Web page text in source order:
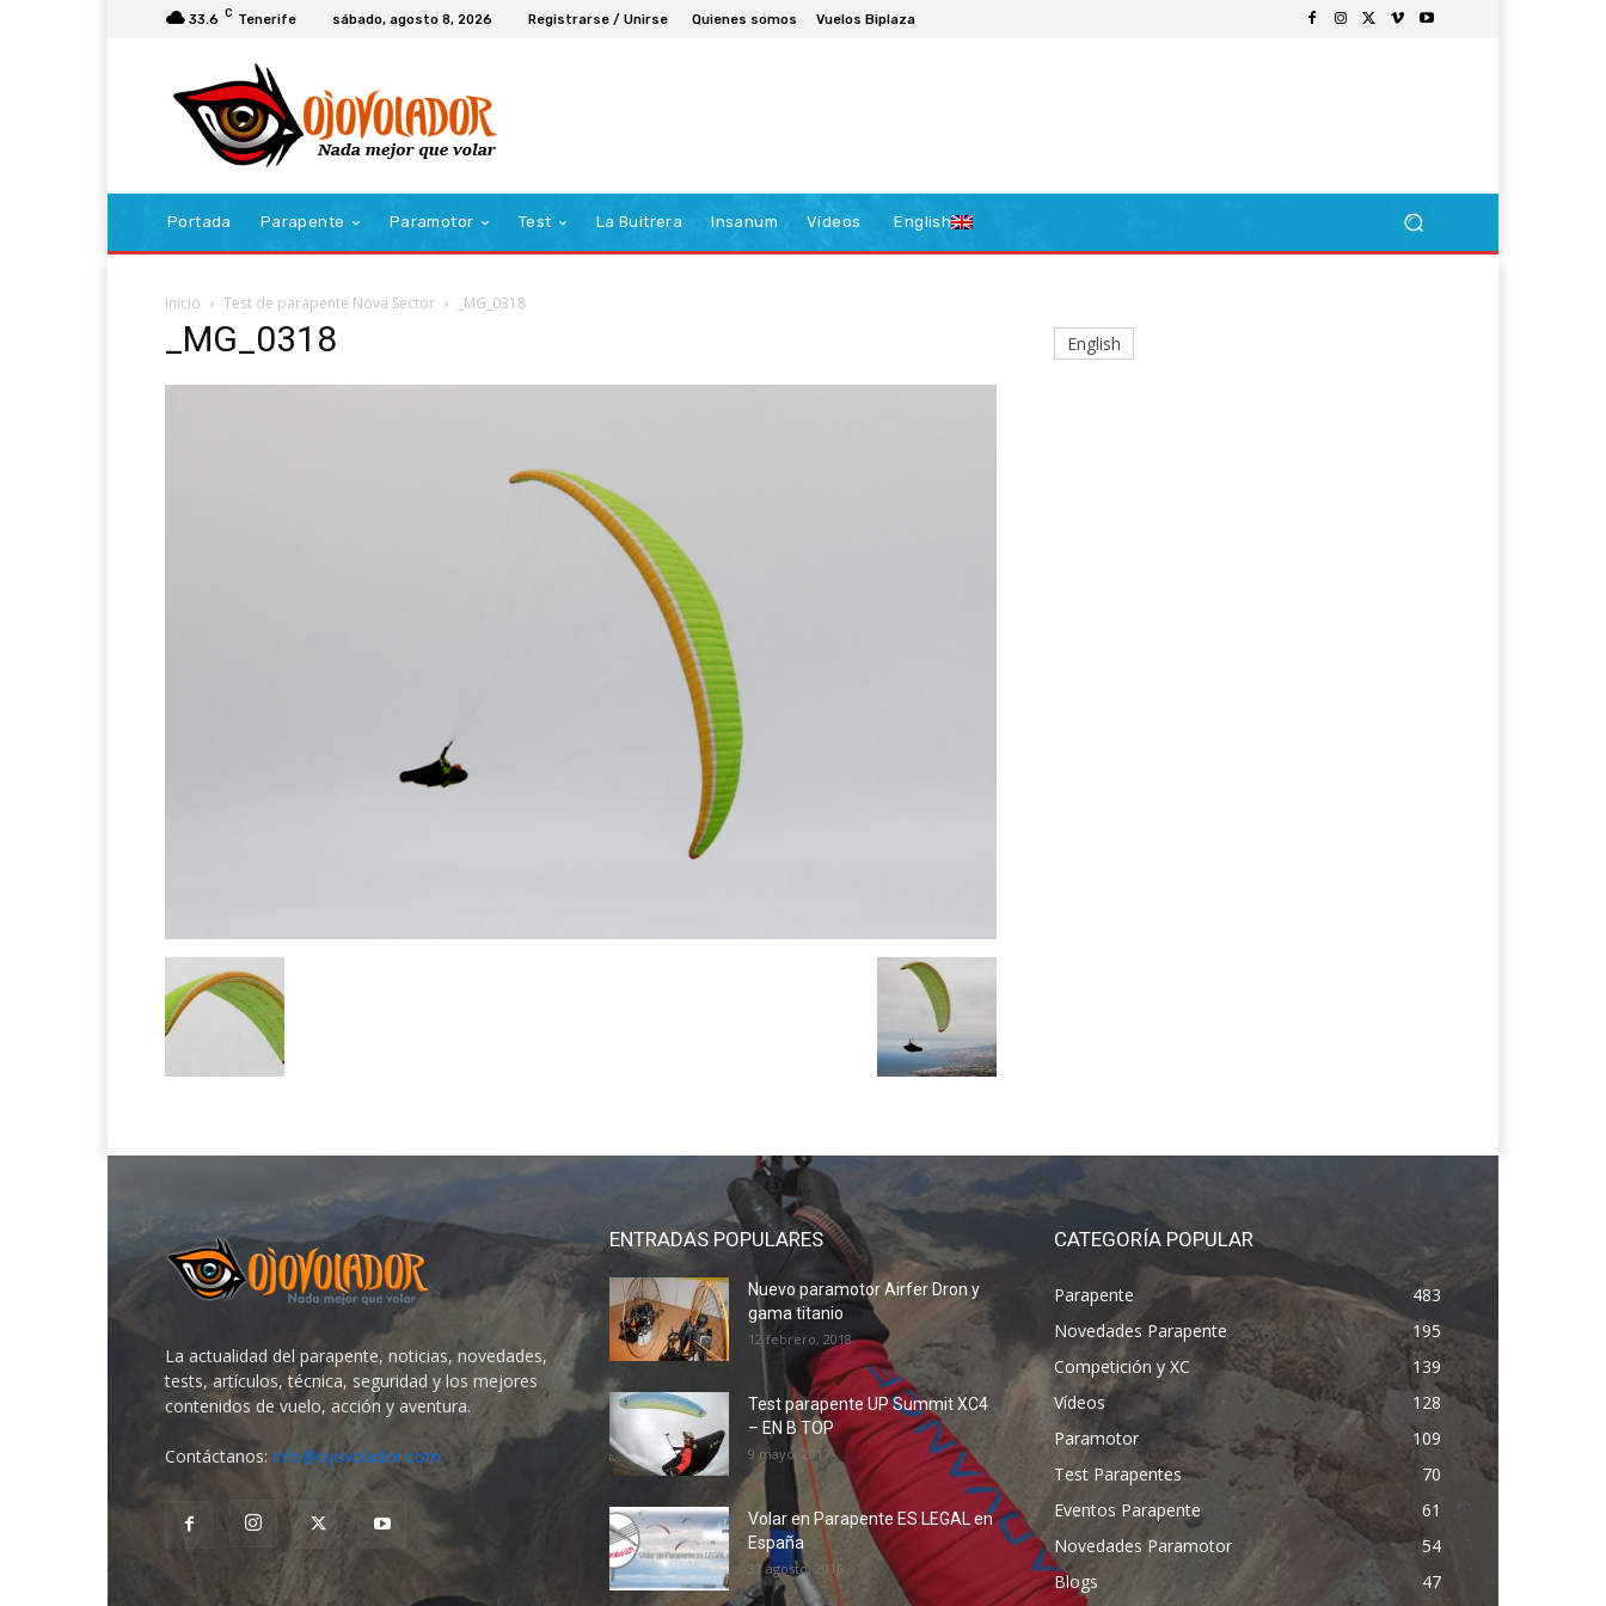
33.6 C Tenerife sábado, agosto 8, 2026 Registrarse / Unirse Quienes somos Vuelos Biplaza
Portada Parapente Paramotor Test La Buitrera Insanum Vídeos English
Inicio Test de parapente Nova Sector _MG_0318
_MG_0318 English
La actualidad del parapente, noticias, novedades,
tests, artículos, técnica, seguridad y los mejores
contenidos de vuelo, acción y aventura.
Contáctanos: info@ojovolador.com
ENTRADAS POPULARES
Nuevo paramotor Airfer Dron y
gama titanio
12 febrero, 2018
Test parapente UP Summit XC4
– EN B TOP
9 mayo, 2017
Volar en Parapente ES LEGAL en
España
31 agosto, 2016
CATEGORÍA POPULAR
Parapente
483
Novedades Parapente
195
Competición y XC
139
Vídeos
128
Paramotor
109
Test Parapentes
70
Eventos Parapente
61
Novedades Paramotor
54
Blogs
47